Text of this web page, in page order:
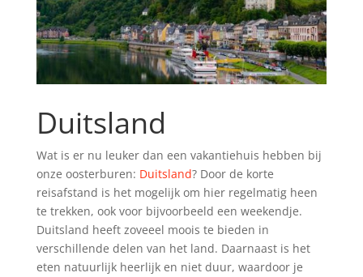
Duitsland
Wat is er nu leuker dan een vakantiehuis hebben bij
onze oosterburen: Duitsland? Door de korte
reisafstand is het mogelijk om hier regelmatig heen
te trekken, ook voor bijvoorbeeld een weekendje.
Duitsland heeft zoveeel moois te bieden in
verschillende delen van het land. Daarnaast is het
eten natuurlijk heerlijk en niet duur, waardoor je